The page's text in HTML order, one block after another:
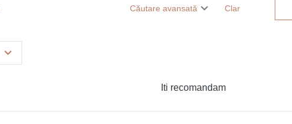
Căutare avansată Clar
Iti recomandam